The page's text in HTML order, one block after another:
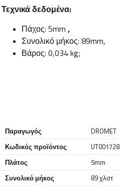
Τεχνικά δεδομένα:
Πάχος: 5mm ,
Συνολικό μήκος: 89mm,
Βάρος: 0,034 kg;
Παραγωγός
DROMET
Κωδικός προϊόντος
UT001728
Πλάτος
5mm
Συνολικό μήκος
89 χλστ